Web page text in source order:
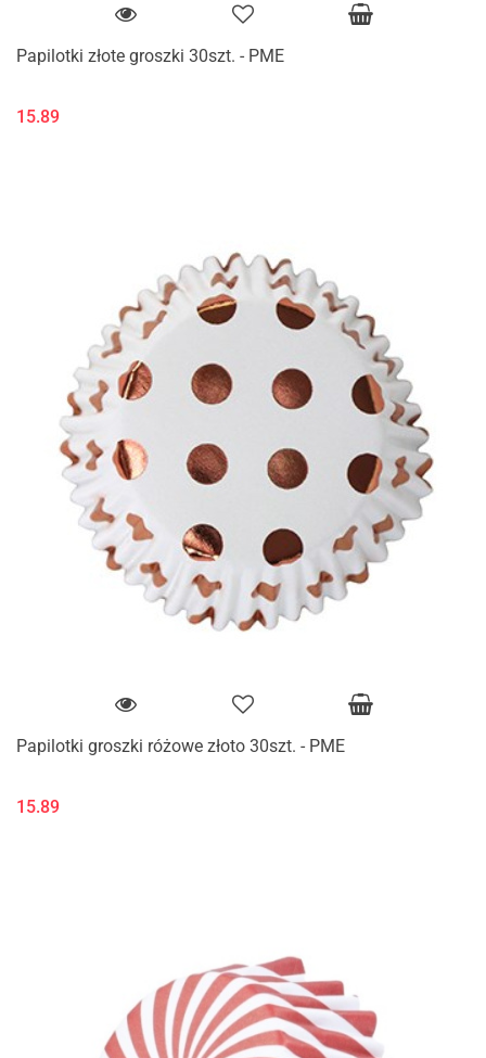
Papilotki złote groszki 30szt. - PME
15.89
Papilotki groszki różowe złoto 30szt. - PME
15.89